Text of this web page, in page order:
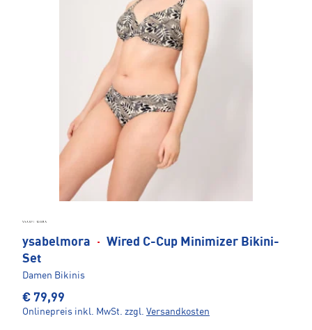
ysabelmora · Wired C-Cup Minimizer Bikini-
Set
Damen Bikinis
€ 79,99
Onlinepreis inkl. MwSt. zzgl. Versandkosten